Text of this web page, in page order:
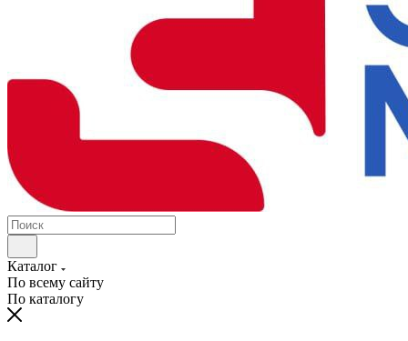
Каталог
По всему сайту
По каталогу